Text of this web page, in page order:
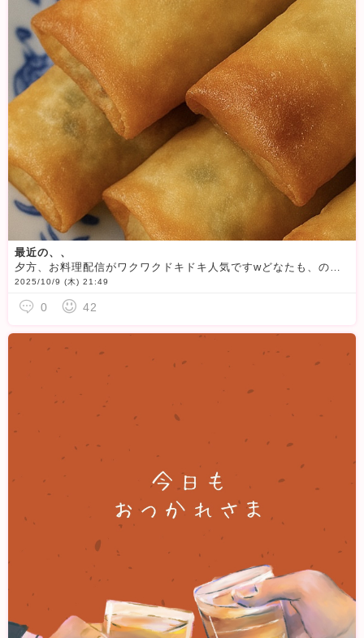
最近の、、
2025/10/9 (木) 21:49
0 42